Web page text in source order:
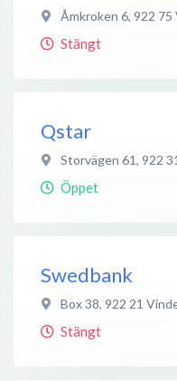
Åmkroken 6, 922 75
Stängt
Qstar
Storvägen 61, 922 31
Öppet
Swedbank
Box 38, 922 21
Stängt